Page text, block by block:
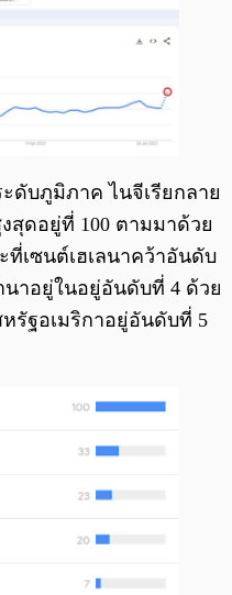
ดับภูมิภาค ไนจีเรียกลาย
สุดอยู่ที่ 100 ตามมาด้วย
เซนต์เฮเลนาคว้าอันดับ
าอยู่ในอยู่อันดับที่ 4 ด้วย
รัฐอเมริกาอยู่อันดับที่ 5